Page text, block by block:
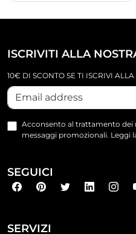
SERVIZI
ISCRIVITI ALLA
10€ DI SCONTO SE TI ISCRIVI
Acconsento al trattamento dei
messaggi promozionali. Leggi
SEGUICI